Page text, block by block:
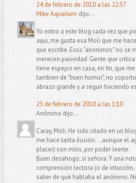
24 de febrero de 2010 a las 22:57
Mike Aquarium.dijo...
Yo entro a este blog cada vez que
aqui, me gusta esa Moli que me
que escribe. Esos "anonimos" no se
merecen pasividad. Gente que
tiene espejos en casa, en fin, que
tambien de "buen humor", no
abrazo grande y a seguir haciendo
25 de febrero de 2010 a las 1:10
Anónimo dijo...
Caray, Moli. He sido citado en un
me hace tanta ilusión....aunque el
placer) son míos, por poder leerte.
Buen desahogo, si señora. Y una
comprensión lectora (o de intuición,
saber de qué hablaba el anónimo.